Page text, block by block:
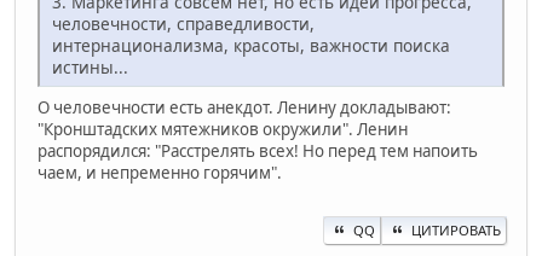
человечности, справедливости,
интернационализма, красоты, важности поиска
истины...
О человечности есть анекдот. Ленину докладывают:
"Кронштадских мятежников окружили". Ленин
распорядился: "Расстрелять всех! Но перед тем напоить
чаем, и непременно горячим".
QQ ЦИТИРОВАТЬ